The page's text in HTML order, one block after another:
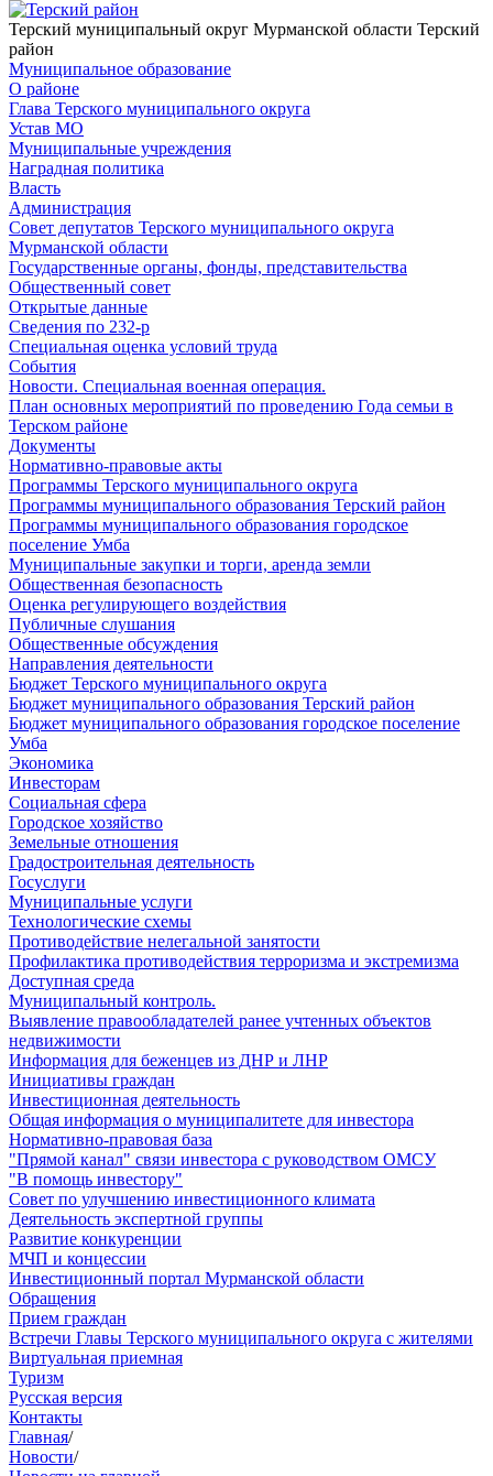
Терский муниципальный округ Мурманской области Терский
район
Муниципальное образование
О районе
Глава Терского муниципального округа
Устав МО
Муниципальные учреждения
Наградная политика
Власть
Администрация
Совет депутатов Терского муниципального округа
Мурманской области
Государственные органы, фонды, представительства
Общественный совет
Открытые данные
Сведения по 232-р
Специальная оценка условий труда
События
Новости. Специальная военная операция.
План основных мероприятий по проведению Года семьи в
Терском районе
Документы
Нормативно-правовые акты
Программы Терского муниципального округа
Программы муниципального образования Терский район
Программы муниципального образования городское
поселение Умба
Муниципальные закупки и торги, аренда земли
Общественная безопасность
Оценка регулирующего воздействия
Публичные слушания
Общественные обсуждения
Направления деятельности
Бюджет Терского муниципального округа
Бюджет муниципального образования Терский район
Бюджет муниципального образования городское поселение
Умба
Экономика
Инвесторам
Социальная сфера
Городское хозяйство
Земельные отношения
Градостроительная деятельность
Госуслуги
Муниципальные услуги
Технологические схемы
Противодействие нелегальной занятости
Профилактика противодействия терроризма и экстремизма
Доступная среда
Муниципальный контроль.
Выявление правообладателей ранее учтенных объектов
недвижимости
Информация для беженцев из ДНР и ЛНР
Инициативы граждан
Инвестиционная деятельность
Общая информация о муниципалитете для инвестора
Нормативно-правовая база
"Прямой канал" связи инвестора с руководством ОМСУ
"В помощь инвестору"
Совет по улучшению инвестиционного климата
Деятельность экспертной группы
Развитие конкуренции
МЧП и концессии
Инвестиционный портал Мурманской области
Обращения
Прием граждан
Встречи Главы Терского муниципального округа с жителями
Виртуальная приемная
Туризм
Русская версия
Контакты
Главная/
Новости/